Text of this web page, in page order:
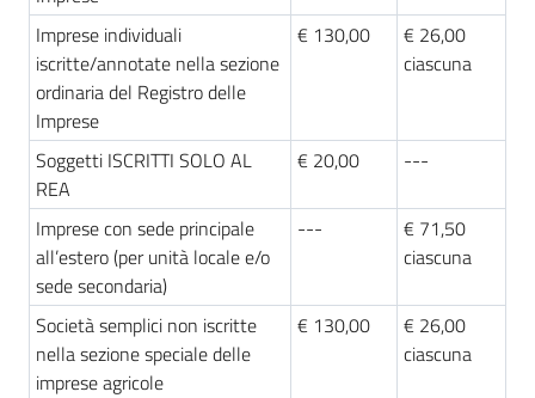
il
Consumatore
L'impresa
in
digitale
Prenotazioni
on line
Imprese individuali
iscritte/annotate nella sezione
ordinaria del Registro delle
Imprese
€ 130,00
€ 26,00
ciascuna
Soggetti ISCRITTI SOLO AL
REA
€ 20,00 ---
Imprese con sede principale
all’estero (per unità locale e/o
sede secondaria)
---
€ 71,50
ciascuna
Società semplici non iscritte
nella sezione speciale delle
imprese agricole
€ 130,00
€ 26,00
ciascuna